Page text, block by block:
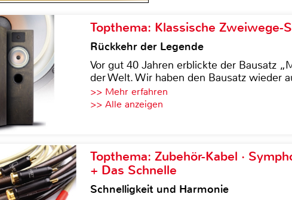
Topthema: Klassische
Rückkehr der Legende
Vor gut 40 Jahren erblickte der Bausatz
der Welt. Wir haben den Bausatz wieder
>> Mehr erfahren
>> Alle anzeigen
Topthema: Zubehör-Kabel ·
+ Das Schnelle
Schnelligkeit und Harmonie